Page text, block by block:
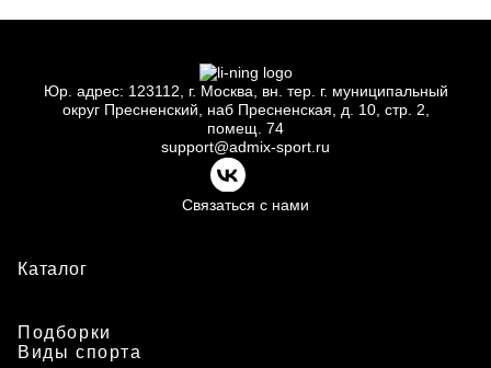
Юр. адрес: 123112, г. Москва, вн. тер. г. муниципальный
округ Пресненский, наб Пресненская, д.
10, стр. 2,
помещ. 74
support@admix-sport.ru
Связаться с нами
Каталог
Подборки
Виды спорта